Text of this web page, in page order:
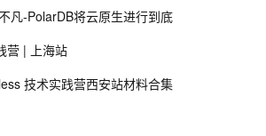
凡-PolarDB将云原生进行到底
营 | 上海站
技术实践营西安站材料合集